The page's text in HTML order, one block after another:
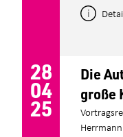
28
04
25
Die
große
Herrmann